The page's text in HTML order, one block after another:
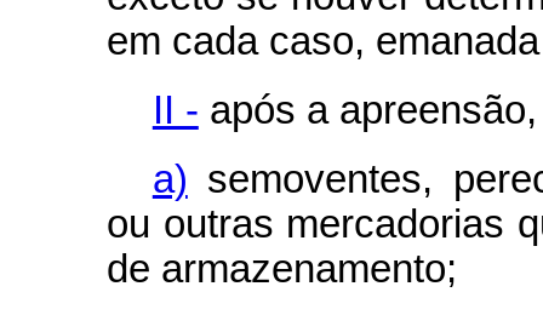
em cada caso,
II - após a
a) semoventes,
ou outras mercadorias
de armazenamento;